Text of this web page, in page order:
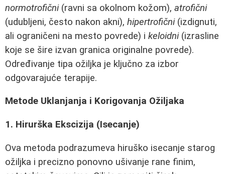
normotrofični(ravni sa okolnom kožom), atrofični
(udubljeni, često nakon akni), hipertrofični(izdignuti,
ali ograničeni na mesto povrede) i keloidni(izrasline
koje se šire izvan granica originalne povrede).
Određivanje tipa ožiljka je ključno za izbor
odgovarajuće terapije.
Metode Uklanjanja i Korigovanja Ožiljaka
1. Hirurška Ekscizija (Isecanje)
Ova metoda podrazumeva hiruško isecanje starog
ožiljka i precizno ponovno ušivanje rane finim,